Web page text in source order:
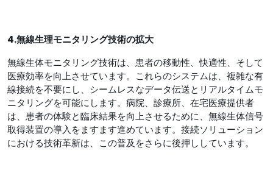
4.無線生理モニタリング技術の拡大
無線生体モニタリング技術は、患者の移動性、快適性、そして
医療効率を向上させています。これらのシステムは、複雑な有
線接続を不要にし、シームレスなデータ伝送とリアルタイムモ
ニタリングを可能にします。病院、診療所、在宅医療提供者
は、患者の体験と臨床結果を向上させるために、無線生体信号
取得装置の導入をますます進めています。接続ソリューション
における技術革新は、この普及をさらに後押ししています。